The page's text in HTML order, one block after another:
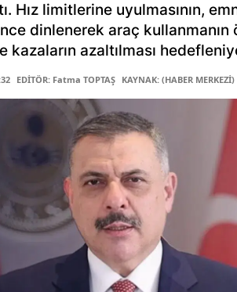
Hız limitlerine uyulmasının,
dinlenerek araç kullanmanın
kazaların azaltılması
EDİTÖR: Fatma TOPTAŞ KAYNAK: (HABER MERKEZİ)